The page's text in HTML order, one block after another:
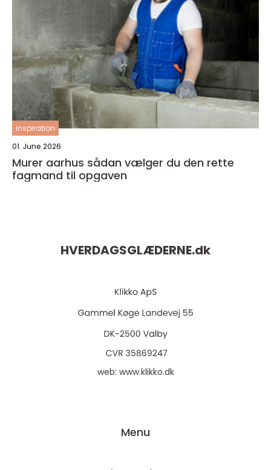
inspiration
01. June 2026
Murer aarhus sådan vælger du den rette
fagmand til opgaven
HVERDAGSGLÆDERNE.dk
web: www.klikko.dk
Menu